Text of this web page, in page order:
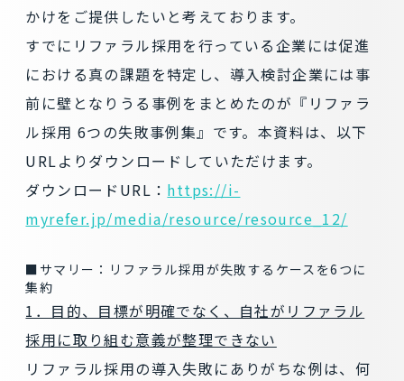
かけをご提供したいと考えております。
すでにリファラル採用を行っている企業には促進
における真の課題を特定し、導入検討企業には事
前に壁となりうる事例をまとめたのが『リファラ
ル採用 6つの失敗事例集』です。本資料は、以下
URLよりダウンロードしていただけます。
ダウンロードURL： https://i-
myrefer.jp/media/resource/resource_12/
■サマリー：リファラル採用が失敗するケースを6つに
集約
1．目的、目標が明確でなく、自社がリファラル
採用に取り組む意義が整理できない
リファラル採用の導入失敗にありがちな例は、何